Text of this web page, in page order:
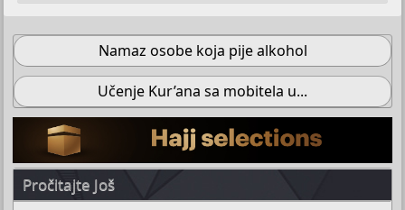
Namaz osobe koja pije alkohol
Učenje Kur’ana sa mobitela u...
Pročitajte Još